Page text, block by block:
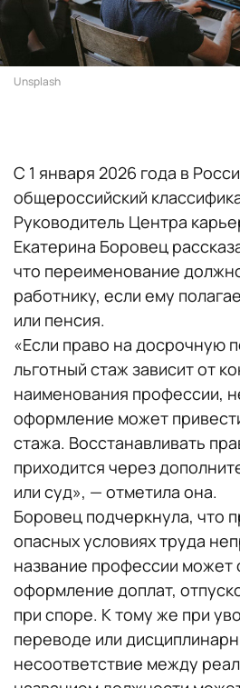
Unsplash
С 1 января 2026 года в
общероссийский
Руководитель Центра
Екатерина Боровец
что переименование
работнику, если ему
или пенсия.
«Если право на досрочную
льготный стаж зависит от
наименования профессии,
оформление может
стажа. Восстанавливать
приходится через
или суд», — отметила она.
Боровец подчеркнула, что
опасных условиях труда
название профессии может
оформление доплат,
при споре. К тому же при
переводе или
несоответствие между